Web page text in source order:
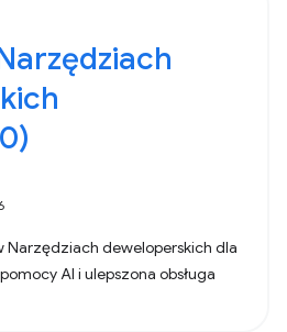
Narzędziach deweloperskich dla
AI i ulepszona obsługa